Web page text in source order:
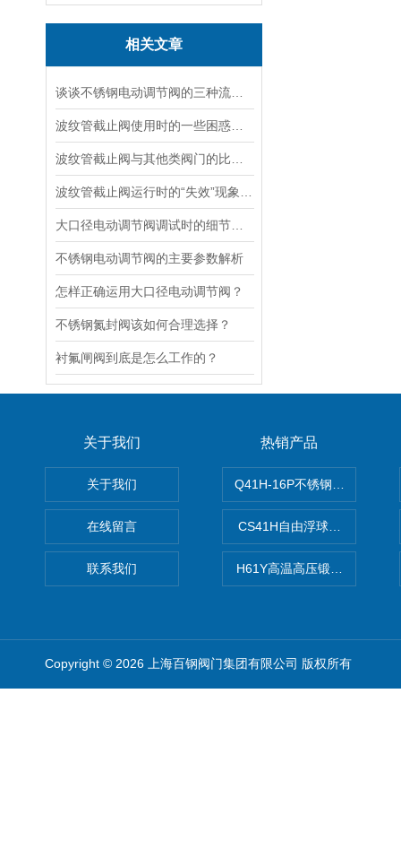
相关文章
不锈钢电动调节阀的主要参数解析
怎样正确运用大口径电动调节阀？
不锈钢氮封阀该如何合理选择？
衬氟闸阀到底是怎么工作的？
关于我们
关于我们
在线留言
联系我们
热销产品
Q41H-16P不锈钢硬密封球阀
CS41H自由浮球式蒸汽疏水
H61Y高温高压锻钢止回阀
Copyright © 2026 上海百钢阀门集团有限公司 版权所有